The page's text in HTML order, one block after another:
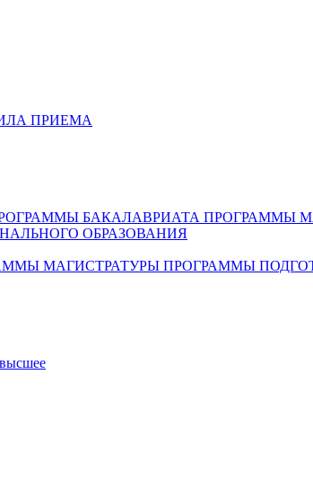
ПРИЕМА
БАКАЛАВРИАТА ПРОГРАММЫ
ОБРАЗОВАНИЯ
МАГИСТРАТУРЫ ПРОГРАММЫ